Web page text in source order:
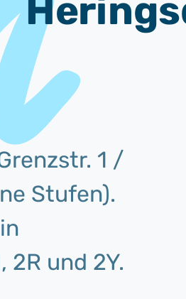
1 /
Stufen).
2R und 2Y.